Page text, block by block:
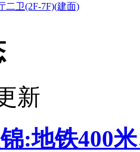
二卫(2F-7F)(建面)
新
:地铁400